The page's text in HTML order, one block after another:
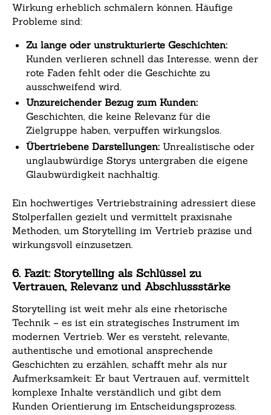
Wirkung erheblich schmälern können. Häufige
Probleme sind:
Zu lange oder unstrukturierte Geschichten:
Kunden verlieren schnell das Interesse, wenn der
rote Faden fehlt oder die Geschichte zu
ausschweifend wird.
Unzureichender Bezug zum Kunden:
Geschichten, die keine Relevanz für die
Zielgruppe haben, verpuffen wirkungslos.
Übertriebene Darstellungen: Unrealistische oder
unglaubwürdige Storys untergraben die eigene
Glaubwürdigkeit nachhaltig.
Ein hochwertiges Vertriebstraining adressiert diese
Stolperfallen gezielt und vermittelt praxisnahe
Methoden, um Storytelling im Vertrieb präzise und
wirkungsvoll einzusetzen.
6. Fazit: Storytelling als Schlüssel zu
Vertrauen, Relevanz und Abschlussstärke
Storytelling ist weit mehr als eine rhetorische
Technik – es ist ein strategisches Instrument im
modernen Vertrieb. Wer es versteht, relevante,
authentische und emotional ansprechende
Geschichten zu erzählen, schafft mehr als nur
Aufmerksamkeit: Er baut Vertrauen auf, vermittelt
komplexe Inhalte verständlich und gibt dem
Kunden Orientierung im Entscheidungsprozess.